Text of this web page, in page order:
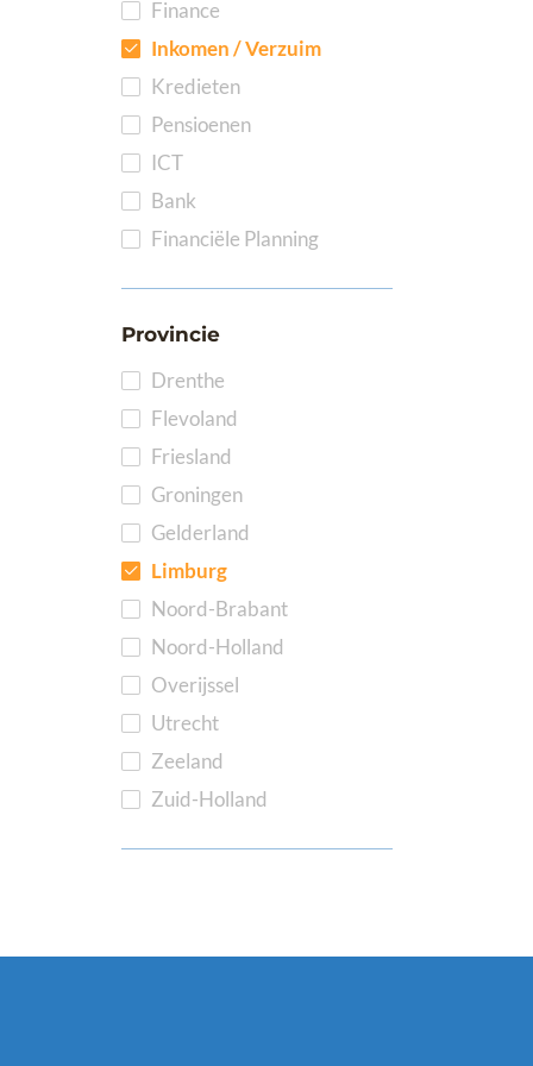
Finance
Inkomen / Verzuim
Kredieten
Pensioenen
ICT
Bank
Financiële Planning
Provincie
Drenthe
Flevoland
Friesland
Groningen
Gelderland
Limburg
Noord-Brabant
Noord-Holland
Overijssel
Utrecht
Zeeland
Zuid-Holland